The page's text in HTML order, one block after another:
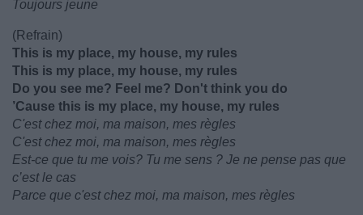
Toujours jeune
(Refrain)
This is my place, my house, my rules
This is my place, my house, my rules
Do you see me? Feel me? Don't think you do
’Cause this is my place, my house, my rules
C'est chez moi, ma maison, mes règles
C'est chez moi, ma maison, mes règles
Est-ce que tu me vois? Tu me sens ? Je ne pense pas que
c’est le cas
Parce que c'est chez moi, ma maison, mes règles